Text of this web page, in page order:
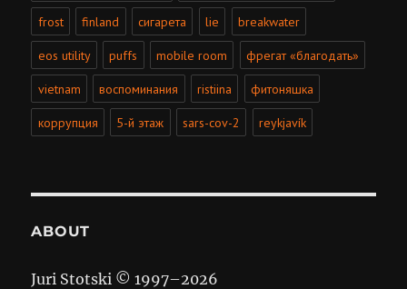
frost finland сигарета lie breakwater
eos utility puffs mobile room фрегат «благодать»
vietnam воспоминания ristiina фитоняшка
коррупция 5-й этаж sars-cov-2 reykjavík
ABOUT
Juri Stotski © 1997–2026